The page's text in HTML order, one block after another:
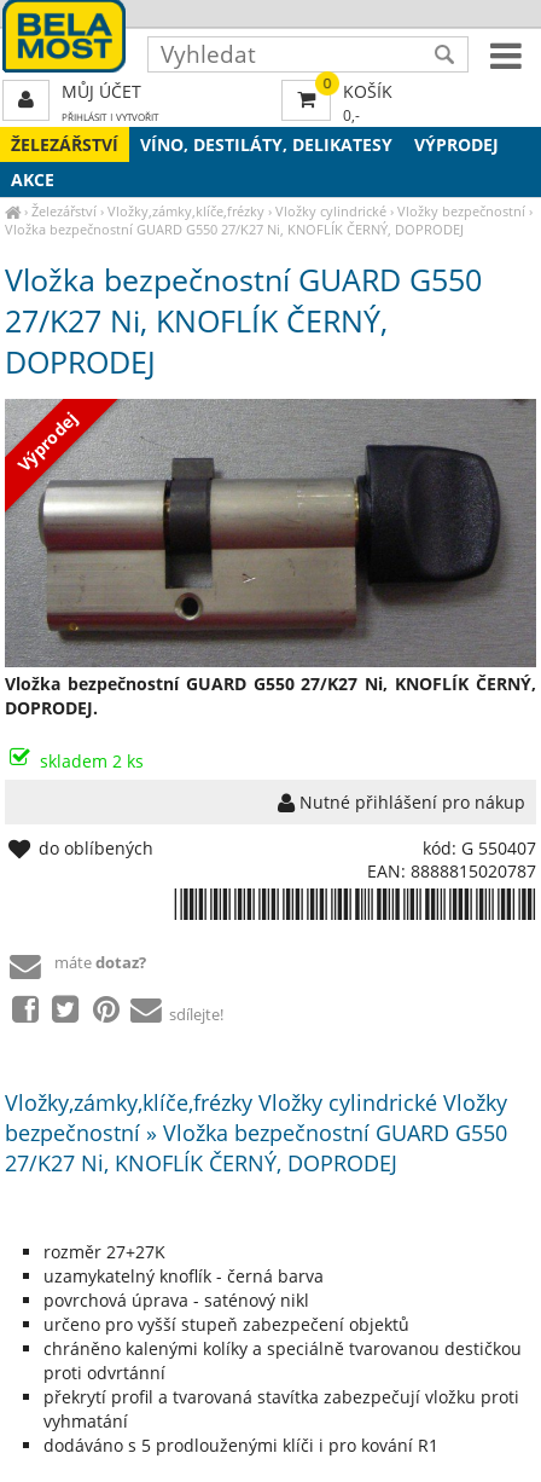
ŽELEZÁŘSTVÍ VÍNO, DESTILÁTY, DELIKATESY
VÝPRODEJ
AKCE
›Železářství ›Vložky,zámky,klíče,frézky ›Vložky cylindrické ›Vložky bezpečnostní ›
Vložka bezpečnostní GUARD G550 27/K27 Ni, KNOFLÍK ČERNÝ, DOPRODEJ
Vložka bezpečnostní GUARD G550
27/K27 Ni, KNOFLÍK ČERNÝ,
DOPRODEJ
Výprodej
Vložka bezpečnostní GUARD G550 27/K27 Ni, KNOFLÍK ČERNÝ,
DOPRODEJ.
skladem 2 ks
Nutné přihlášení pro nákup
kód: G 550407
EAN: 8888815020787
do oblíbených
mátedotaz?
sdílejte!
Vložky,zámky,klíče,frézky Vložky cylindrické Vložky
bezpečnostní » Vložka bezpečnostní GUARD G550
27/K27 Ni, KNOFLÍK ČERNÝ, DOPRODEJ
rozměr 27+27K
uzamykatelný knoflík - černá barva
povrchová úprava - saténový nikl
určeno pro vyšší stupeň zabezpečení objektů
chráněno kalenými kolíky a speciálně tvarovanou destičkou
proti odvrtánní
překrytí profil a tvarovaná stavítka zabezpečují vložku proti
vyhmatání
dodáváno s 5 prodlouženými klíči i pro kování R1
0 KOŠÍK
0,-
MŮJ ÚČET
PŘIHLÁSIT| VYTVOŘIT